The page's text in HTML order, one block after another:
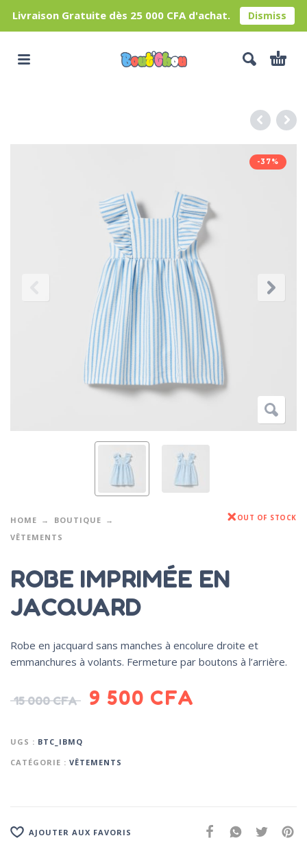
Livraison Gratuite dès 25 000 CFA d'achat. Dismiss
-37%
HOME
BOUTIQUE
VÊTEMENTS
OUT OF STOCK
ROBE IMPRIMÉE EN
JACQUARD
Robe en jacquard sans manches à encolure droite et
emmanchures à volants. Fermeture par boutons à l’arrière.
15 000CFA 9 500 CFA
UGS : BTC_IBMQ
CATÉGORIE : VÊTEMENTS
AJOUTER AUX FAVORIS